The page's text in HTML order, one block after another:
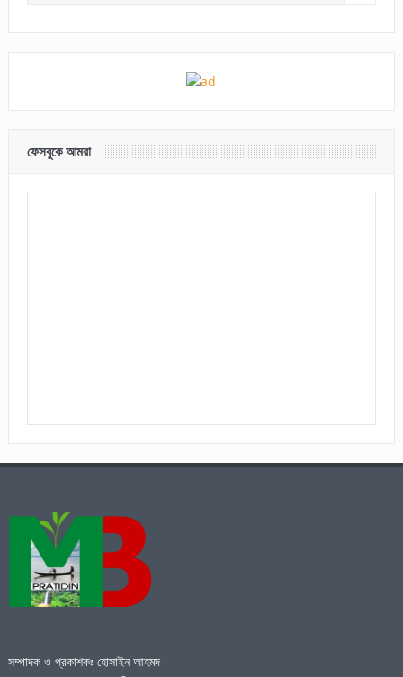
ফেসবুকে আমরা
সম্পাদক ও প্রকাশকঃ হোসাইন আহমদ